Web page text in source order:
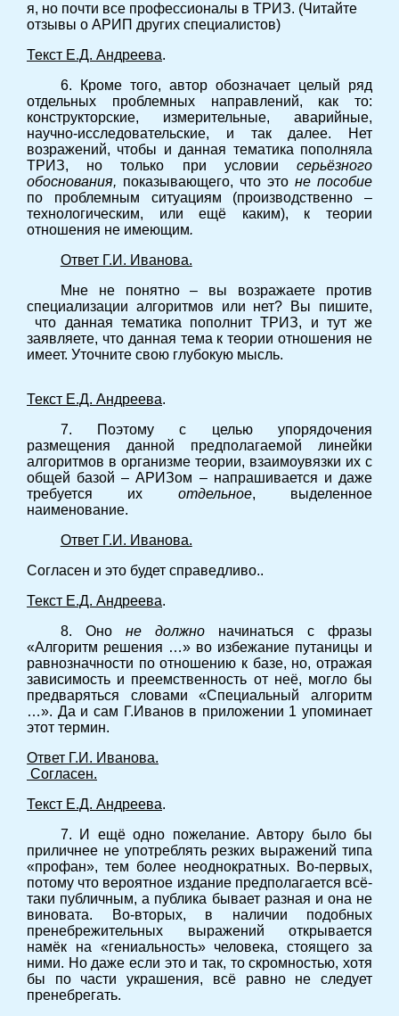
я, но почти все профессионалы в ТРИЗ. (Читайте
отзывы о АРИП других специалистов)
Текст Е.Д. Андреева.
6. Кроме того, автор обозначает целый ряд
отдельных проблемных направлений, как то:
конструкторские, измерительные, аварийные,
научно-исследовательские, и так далее. Нет
возражений, чтобы и данная тематика пополняла
ТРИЗ, но только при условии серьёзного
обоснования, показывающего, что это не пособие
по проблемным ситуациям (производственно –
технологическим, или ещё каким), к теории
отношения не имеющим.
Ответ Г.И. Иванова.
Мне не понятно – вы возражаете против
специализации алгоритмов или нет? Вы пишите,
что данная тематика пополнит ТРИЗ, и тут же
заявляете, что данная тема к теории отношения не
имеет. Уточните свою глубокую мысль.
Текст Е.Д. Андреева.
7. Поэтому с целью упорядочения
размещения данной предполагаемой линейки
алгоритмов в организме теории, взаимоувязки их с
общей базой – АРИЗом – напрашивается и даже
требуется их отдельное, выделенное
наименование.
Ответ Г.И. Иванова.
Согласен и это будет справедливо..
Текст Е.Д. Андреева.
8. Оно не должноначинаться с фразы
«Алгоритм решения …» во избежание путаницы и
равнозначности по отношению к базе, но, отражая
зависимость и преемственность от неё, могло бы
предваряться словами «Специальный алгоритм
…». Да и сам Г.Иванов в приложении 1 упоминает
этот термин.
Ответ Г.И. Иванова.
Согласен.
Текст Е.Д. Андреева.
7. И ещё одно пожелание. Автору было бы
приличнее не употреблять резких выражений типа
«профан», тем более неоднократных. Во-первых,
потому что вероятное издание предполагается всё-
таки публичным, а публика бывает разная и она не
виновата. Во-вторых, в наличии подобных
пренебрежительных выражений открывается
намёк на «гениальность» человека, стоящего за
ними. Но даже если это и так, то скромностью, хотя
бы по части украшения, всё равно не следует
пренебрегать.